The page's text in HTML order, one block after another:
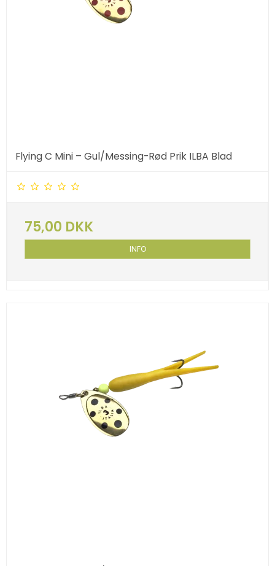
Flying C Mini – Gul/Messing-Rød Prik ILBA Blad
75,00 DKK
INFO